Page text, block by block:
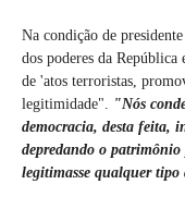
Na condição de
dos poderes da
de 'atos terroristas,
legitimidade". "Nós
democracia, desta feita,
depredando o patrimônio
legitimasse qualquer tipo